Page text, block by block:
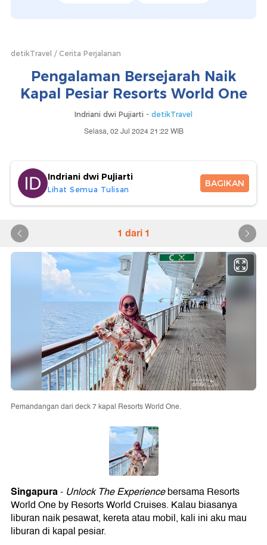
detikTravel Cerita Perjalanan
Pengalaman Bersejarah Naik
Kapal Pesiar Resorts World One
Indriani dwi Pujiarti - detikTravel
Selasa, 02 Jul 2024 21:22 WIB
Indriani dwi Pujiarti
Lihat Semua Tulisan
BAGIKAN
1 dari 1
Pemandangan dari deck 7 kapal Resorts World One.
Singapura- Unlock The Experiencebersama Resorts
World One by Resorts World Cruises. Kalau biasanya
liburan naik pesawat, kereta atau mobil, kali ini aku mau
liburan di kapal pesiar.